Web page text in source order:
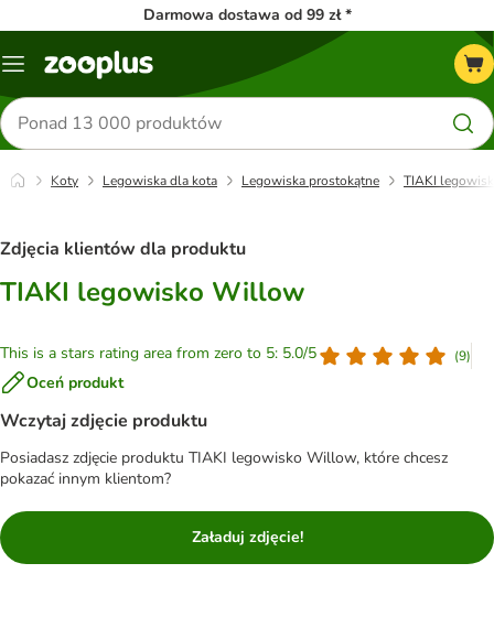
Darmowa dostawa od 99 zł *
Menu
Szukaj
produktów
Koty Legowiska dla kota Legowiska prostokątne TIAKI
Zdjęcia klientów dla produktu
TIAKI legowisko Willow
This is a stars rating area from zero to 5: 5.0/5 (9)
Oceń produkt
Wczytaj zdjęcie produktu
Posiadasz zdjęcie produktu TIAKI legowisko Willow, które chcesz
pokazać innym klientom?
Załaduj zdjęcie!